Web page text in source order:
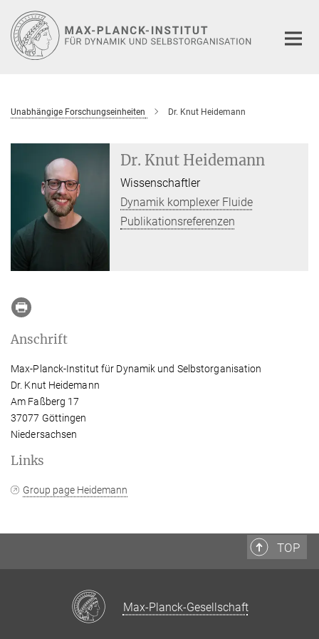
Hauptinhalt
Unabhängige Forschungseinheiten Dr. Knut Heidemann
Dr. Knut Heidemann
Wissenschaftler
Dynamik komplexer Fluide
Publikationsreferenzen
Anschrift
Max-Planck-Institut für Dynamik und Selbstorganisation
Dr. Knut Heidemann
Am Faßberg 17
37077 Göttingen
Niedersachsen
Links
Group page Heidemann
TOP
Max-Planck-Gesellschaft